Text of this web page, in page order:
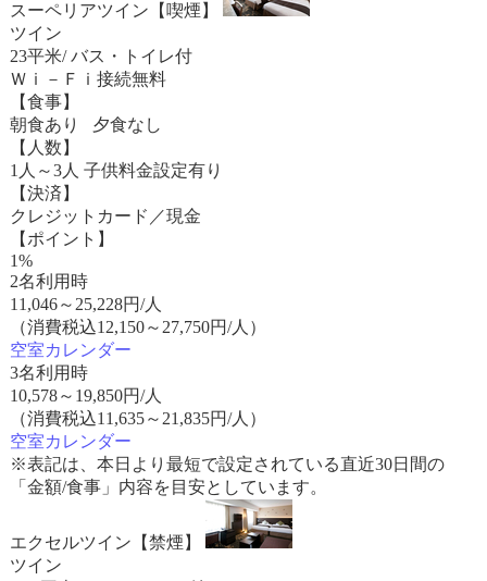
スーペリアツイン【喫煙】
ツイン
23平米/ バス・トイレ付
Ｗｉ－Ｆｉ接続無料
【食事】
朝食あり 夕食なし
【人数】
1人～3人 子供料金設定有り
【決済】
クレジットカード／現金
【ポイント】
1%
2名利用時
11,046～ 25,228円/人
（消費税込12,150～27,750円/人）
空室カレンダー
3名利用時
10,578～ 19,850円/人
（消費税込11,635～21,835円/人）
空室カレンダー
※表記は、本日より最短で設定されている直近30日間の
「金額/食事」内容を目安としています。
エクセルツイン【禁煙】
ツイン